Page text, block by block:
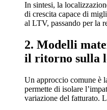
In sintesi, la
di crescita capace di
al LTV, passando per la
2. Modelli
il ritorno sulla
Un approccio comune è
permette di isolare
variazione del fatturato.